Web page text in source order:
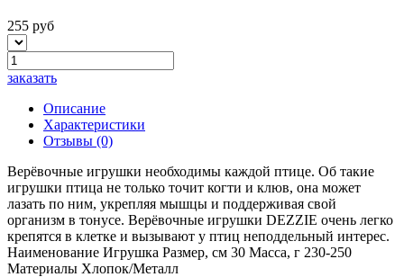
255 руб
заказать
Описание
Характеристики
Отзывы (0)
Верёвочные игрушки необходимы каждой птице. Об такие
игрушки птица не только точит когти и клюв, она может
лазать по ним, укрепляя мышцы и поддерживая свой
организм в тонусе. Верёвочные игрушки DEZZIE очень легко
крепятся в клетке и вызывают у птиц неподдельный интерес.
Наименование Игрушка Размер, см 30 Масса, г 230-250
Материалы Хлопок/Металл